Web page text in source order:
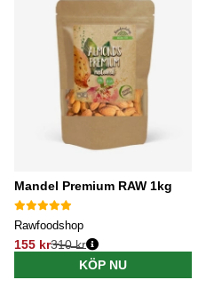
Mandel Premium RAW 1kg
Rawfoodshop
155 kr
Ordinarie pris:
310 kr
KÖP NU